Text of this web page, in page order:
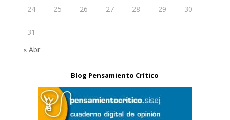
24 25 26 27 28 29 30
31
« Abr
Blog Pensamiento Crítico